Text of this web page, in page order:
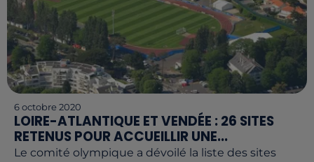
6 octobre 2020
LOIRE-ATLANTIQUE ET VENDÉE : 26 SITES
RETENUS POUR ACCUEILLIR UNE...
Le comité olympique a dévoilé la liste des sites